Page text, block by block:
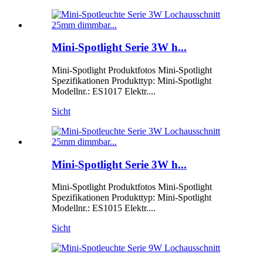
Mini-Spotlight Serie 3W h...
Mini-Spotlight Produktfotos Mini-Spotlight
Spezifikationen Produkttyp: Mini-Spotlight
Modellnr.: ES1017 Elektr....
Sicht
Mini-Spotlight Serie 3W h...
Mini-Spotlight Produktfotos Mini-Spotlight
Spezifikationen Produkttyp: Mini-Spotlight
Modellnr.: ES1015 Elektr....
Sicht